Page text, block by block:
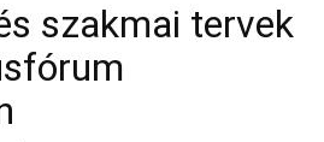
szakmai tervek